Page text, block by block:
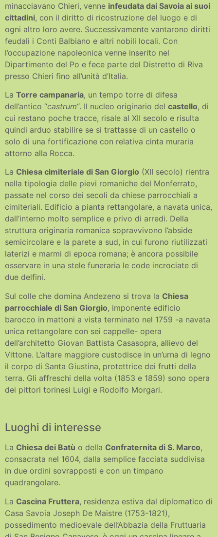
minacciavano Chieri, venne infeudata dai Savoia ai suoi
cittadini, con il diritto di ricostruzione del luogo e di
ogni altro loro avere. Successivamente vantarono diritti
feudali i Conti Balbiano e altri nobili locali. Con
l’occupazione napoleonica venne inserito nel
Dipartimento del Po e fece parte del Distretto di Riva
presso Chieri fino all’unità d’Italia.
La Torre campanaria, un tempo torre di difesa
dell’antico “castrum“. Il nucleo originario del castello, di
cui restano poche tracce, risale al XII secolo e risulta
quindi arduo stabilire se si trattasse di un castello o
solo di una fortificazione con relativa cinta muraria
attorno alla Rocca.
La Chiesa cimiteriale di San Giorgio (XII secolo) rientra
nella tipologia delle pievi romaniche del Monferrato,
passate nel corso dei secoli da chiese parrocchiali a
cimiteriali. Edificio a pianta rettangolare, a navata unica,
dall’interno molto semplice e privo di arredi. Della
struttura originaria romanica sopravvivono l’abside
semicircolare e la parete a sud, in cui furono riutilizzati
laterizi e marmi di epoca romana; è ancora possibile
osservare in una stele funeraria le code incrociate di
due delfini.
Sul colle che domina Andezeno si trova la Chiesa
parrocchiale di San Giorgio, imponente edificio
barocco in mattoni a vista terminato nel 1759 -a navata
unica rettangolare con sei cappelle- opera
dell’architetto Giovan Battista Casasopra, allievo del
Vittone. L’altare maggiore custodisce in un’urna di legno
il corpo di Santa Giustina, protettrice dei frutti della
terra. Gli affreschi della volta (1853 e 1859) sono opera
dei pittori torinesi Luigi e Rodolfo Morgari.
Luoghi di interesse
La Chiesa dei Batù o della Confraternita di S. Marco,
consacrata nel 1604, dalla semplice facciata suddivisa
in due ordini sovrapposti e con un timpano
quadrangolare.
La Cascina Fruttera, residenza estiva dal diplomatico di
Casa Savoia Joseph De Maistre (1753-1821),
possedimento medioevale dell’Abbazia della Fruttuaria